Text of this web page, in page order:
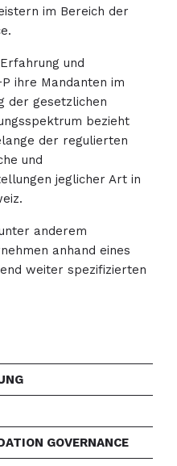
im Bereich der
und
ihre Mandanten im
der gesetzlichen
bezieht
der regulierten
und
jeglicher Art in
anderem
anhand eines
weiter spezifizierten
GOVERNANCE